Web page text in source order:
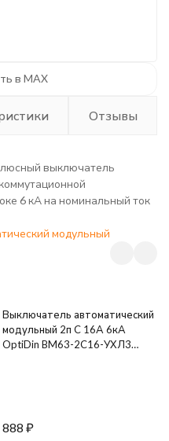
в MAX
Отзывы
выключатель
6 кА на номинальный ток
модульный
Выключатель автоматический
модульный 2п C 16А 6кА
OptiDin BM63-2C16-УХЛ3
888 ₽